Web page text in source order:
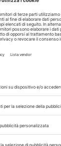
06/08/
ATTIVITÀ